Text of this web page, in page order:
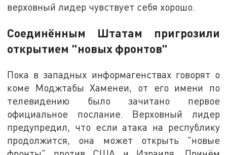
верховный лидер чувствует себя хорошо.
Соединённым Штатам пригрозили
открытием "новых фронтов"
Пока в западных информагенствах говорят о
коме Моджтабы Хаменеи, от его имени по
телевидению было зачитано первое
официальное послание. Верховный лидер
предупредил, что если атака на республику
продолжится, она может открыть "новые